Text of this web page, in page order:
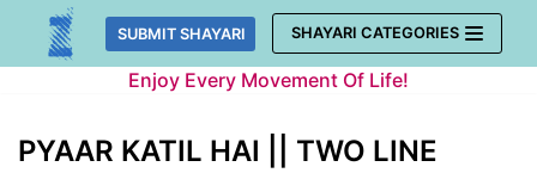
Skip
SUBMIT SHAYARI SHAYARI CATEGORIES
Enjoy Every Movement Of Life!
PYAAR KATIL HAI || TWO LINE